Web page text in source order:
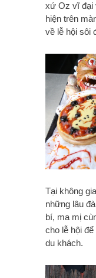
xứ Oz vĩ đại
hiện trên
về lễ hội sôi
Tại không
những lâu
bí, ma mị
cho lễ hội
du khách.